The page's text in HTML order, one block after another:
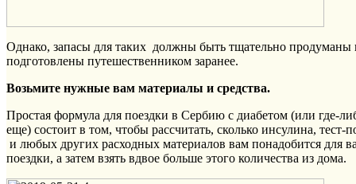
Однако, запасы для таких должны быть тщательно продуманы
подготовлены путешественником заранее.
Возьмите нужные вам материалы и средства.
Простая формула для поездки в Сербию с диабетом (или где-
еще) состоит в том, чтобы рассчитать, сколько инсулина, тест-
и любых других расходных материалов вам понадобится для
поездки, а затем взять вдвое больше этого количества из дома.